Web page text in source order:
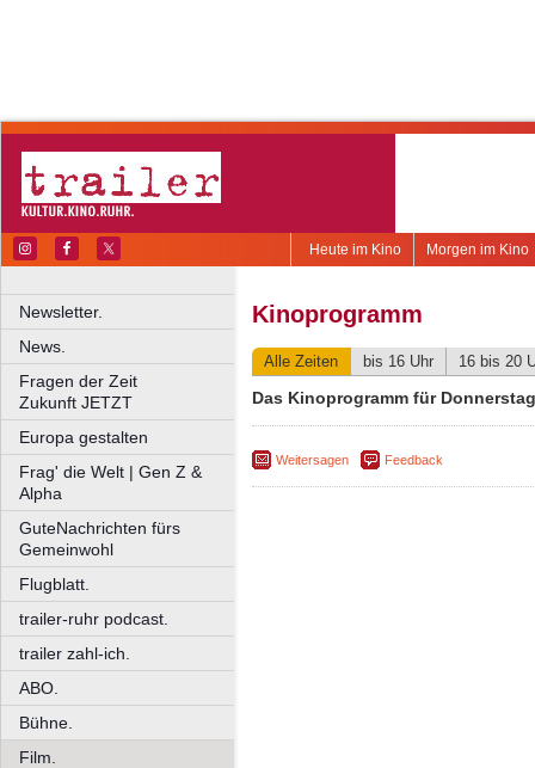
Morgen im Kino
Heute im Kino
Newsletter.
News.
Fragen der Zeit
Zukunft JETZT
Europa gestalten
Frag' die Welt | Gen Z &
Alpha
GuteNachrichten fürs
Gemeinwohl
Flugblatt.
trailer-ruhr podcast.
trailer zahl-ich.
ABO.
Bühne.
Film.
Kinoprogramm
Alle Zeiten bis 16 Uhr 16 bis 20
Das Kinoprogramm für
Weitersagen Feedback